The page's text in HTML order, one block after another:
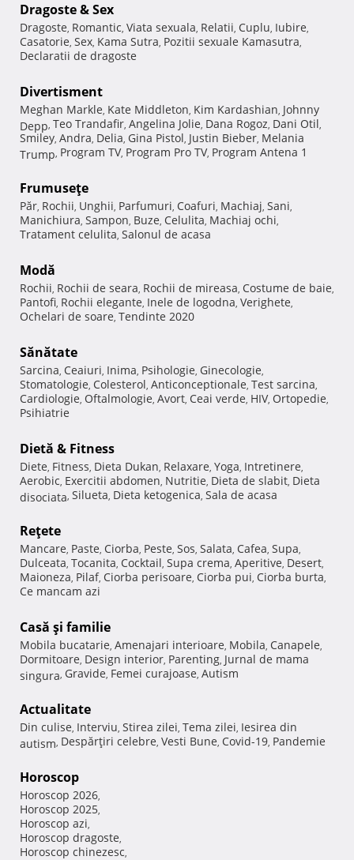
Dragoste & Sex
Dragoste, Romantic, Viata sexuala, Relatii, Cuplu, Iubire,
Casatorie, Sex, Kama Sutra, Pozitii sexuale Kamasutra,
Declaratii de dragoste
Divertisment
Meghan Markle, Kate Middleton, Kim Kardashian, Johnny
Depp, Teo Trandafir, Angelina Jolie, Dana Rogoz, Dani Otil,
Smiley, Andra, Delia, Gina Pistol, Justin Bieber, Melania
Trump, Program TV, Program Pro TV, Program Antena 1
Frumuseţe
Păr, Rochii, Unghii, Parfumuri, Coafuri, Machiaj, Sani,
Manichiura, Sampon, Buze, Celulita, Machiaj ochi,
Tratament celulita, Salonul de acasa
Modă
Rochii, Rochii de seara, Rochii de mireasa, Costume de baie,
Pantofi, Rochii elegante, Inele de logodna, Verighete,
Ochelari de soare, Tendinte 2020
Sănătate
Sarcina, Ceaiuri, Inima, Psihologie, Ginecologie,
Stomatologie, Colesterol, Anticonceptionale, Test sarcina,
Cardiologie, Oftalmologie, Avort, Ceai verde, HIV, Ortopedie,
Psihiatrie
Dietă & Fitness
Diete, Fitness, Dieta Dukan, Relaxare, Yoga, Intretinere,
Aerobic, Exercitii abdomen, Nutritie, Dieta de slabit, Dieta
disociata, Silueta, Dieta ketogenica, Sala de acasa
Reţete
Mancare, Paste, Ciorba, Peste, Sos, Salata, Cafea, Supa,
Dulceata, Tocanita, Cocktail, Supa crema, Aperitive, Desert,
Maioneza, Pilaf, Ciorba perisoare, Ciorba pui, Ciorba burta,
Ce mancam azi
Casă şi familie
Mobila bucatarie, Amenajari interioare, Mobila, Canapele,
Dormitoare, Design interior, Parenting, Jurnal de mama
singura, Gravide, Femei curajoase, Autism
Actualitate
Din culise, Interviu, Stirea zilei, Tema zilei, Iesirea din
autism, Despărţiri celebre, Vesti Bune, Covid-19, Pandemie
Horoscop
Horoscop 2026,
Horoscop 2025,
Horoscop azi,
Horoscop dragoste,
Horoscop chinezesc,